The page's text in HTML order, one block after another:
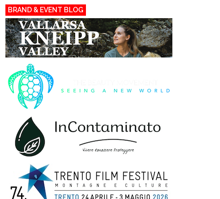
BRAND & EVENT BLOG